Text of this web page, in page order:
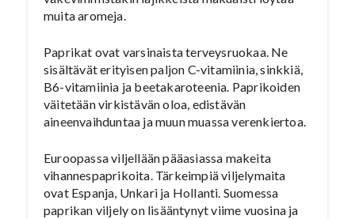
muita aromeja.
Paprikat ovat varsinaista terveysruokaa. Ne
sisältävät erityisen paljon C-vitamiinia, sinkkiä,
B6-vitamiinia ja beetakaroteenia. Paprikoiden
väitetään virkistävän oloa, edistävän
aineenvaihduntaa ja muun muassa verenkiertoa.
Euroopassa viljellään pääasiassa makeita
vihannespaprikoita. Tärkeimpiä viljelymaita
ovat Espanja, Unkari ja Hollanti. Suomessa
paprikan viljely on lisääntynyt viime vuosina ja